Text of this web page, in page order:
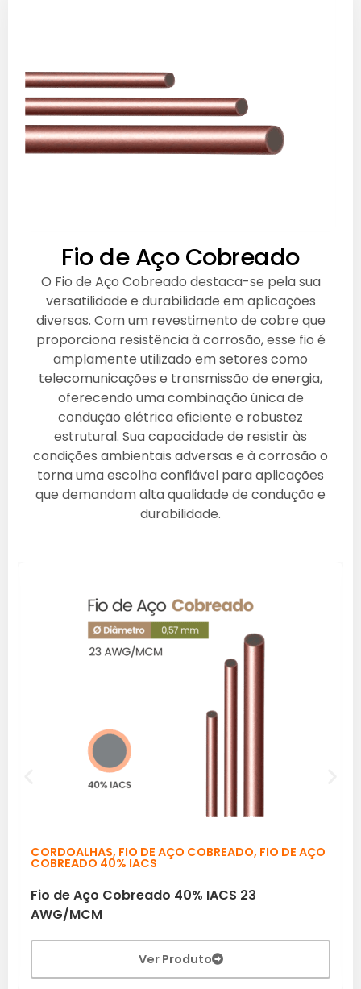
Fio de Aço Cobreado
O Fio de Aço Cobreado destaca-se pela sua
versatilidade e durabilidade em aplicações
diversas. Com um revestimento de cobre que
proporciona resistência à corrosão, esse fio é
amplamente utilizado em setores como
telecomunicações e transmissão de energia,
oferecendo uma combinação única de
condução elétrica eficiente e robustez
estrutural. Sua capacidade de resistir às
condições ambientais adversas e à corrosão o
torna uma escolha confiável para aplicações
que demandam alta qualidade de condução e
durabilidade.
CORDOALHAS, FIO DE AÇO COBREADO, FIO DE AÇO
COBREADO 40% IACS
Fio de Aço Cobreado 40% IACS 23
AWG/MCM
Ver Produto